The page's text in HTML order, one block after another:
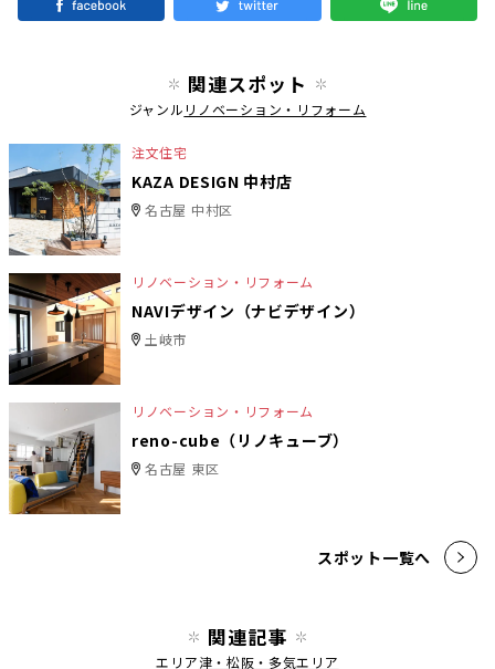
関連スポット
ジャンル リノベーション・リフォーム
注文住宅
KAZA DESIGN 中村店
名古屋 中村区
リノベーション・リフォーム
NAVIデザイン（ナビデザイン）
土岐市
リノベーション・リフォーム
reno-cube（リノキューブ）
名古屋 東区
スポット一覧へ
関連記事
エリア津・松阪・多気エリア